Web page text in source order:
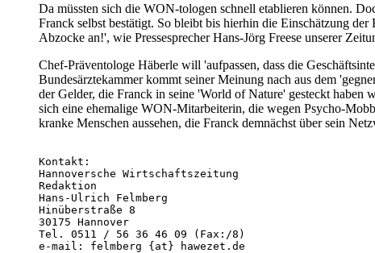
Da müssten sich die WON-tologen schnell etablieren können.
Franck selbst bestätigt. So bleibt bis hierhin die Einschätzung
Abzocke an!', wie Pressesprecher Hans-Jörg Freese unserer
Chef-Präventologe Häberle will 'aufpassen, dass die
Bundesärztekammer kommt seiner Meinung nach aus dem
der Gelder, die Franck in seine 'World of Nature' gesteckt
sich eine ehemalige WON-Mitarbeiterin, die wegen Psycho-
kranke Menschen aussehen, die Franck demnächst über sein
Kontakt:
Hannoversche Wirtschaftszeitung
Redaktion
Hans-Ulrich Felmberg
Hinüberstraße 8
30175 Hannover
Tel. 0511 / 56 36 46 09 (Fax:/8)